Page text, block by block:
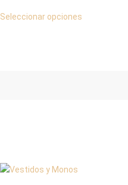
Seleccionar opcionesproducto